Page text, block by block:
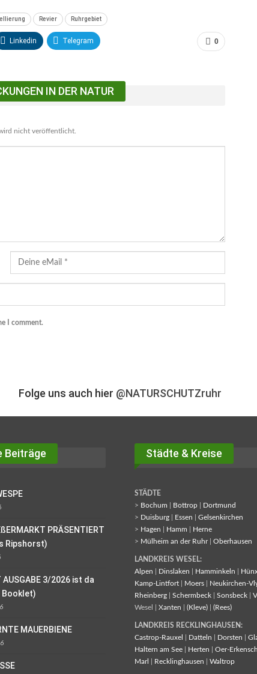
Revier Ruhrgebiet
0
Linkedin Telegram
IN DER NATUR
nicht veröffentlicht.
I comment.
Folge uns auch hier @NATURSCHUTZruhr
Beiträge
PRÄSENTIERT
Ripshorst)
AUSGABE 3/2026 ist da
MAUERBIENE
Städte & Kreise
STÄDTE
> Bochum Bottrop
Dortmund
> Duisburg Essen
Gelsenkirchen
> Hagen Hamm
Herne
> Mülheim an der Ruhr| Oberhausen
LANDKREIS WESEL:
Alpen
Dinslaken Hamminkeln
Kamp-Lintfort
Moers
Neukirchen-
Rheinberg
Schermbeck Sonsbeck
Wesel | Xanten (Kleve) (Rees)
LANDKREIS RECKLINGHAUSEN:
Castrop-Rauxel
Datteln Dorsten
Haltern am See
Herten
Oer-
Marl
Recklinghausen Waltrop